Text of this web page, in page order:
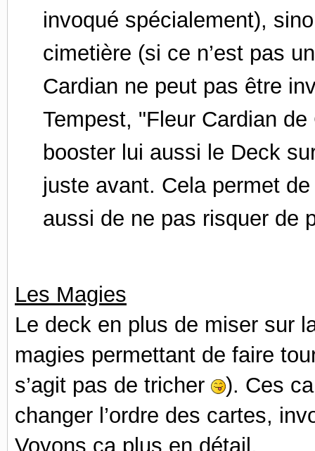
invoqué spécialement),
cimetière (si ce n’est pas
Cardian ne peut pas être
Tempest, "Fleur Cardian
booster lui aussi le Deck
juste avant. Cela permet
aussi de ne pas risquer de
Les Magies
Le deck en plus de miser sur
magies permettant de faire
s’agit pas de tricher
). Ces
changer l’ordre des cartes,
Voyons ça plus en détail.